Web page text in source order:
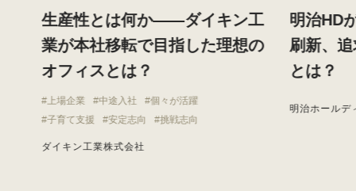
生産性とは何か——ダイキン工
業が本社移転で目指した理想の
オフィスとは？
上場企業 中途入社
個々が活躍
子育て支援
安定志向 挑戦志向
ダイキン工業株式会社
明治HD
刷新、
とは？
明治ホールデ